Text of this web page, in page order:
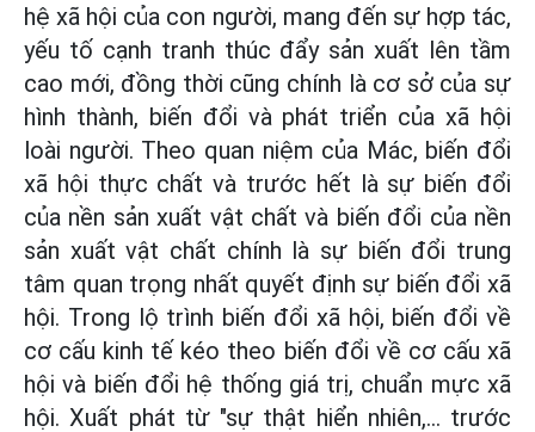
hệ xã hội của con người, mang đến sự hợp tác,
yếu tố cạnh tranh thúc đẩy sản xuất lên tầm
cao mới, đồng thời cũng chính là cơ sở của sự
hình thành, biến đổi và phát triển của xã hội
loài người. Theo quan niệm của Mác, biến đổi
xã hội thực chất và trước hết là sự biến đổi
của nền sản xuất vật chất và biến đổi của nền
sản xuất vật chất chính là sự biến đổi trung
tâm quan trọng nhất quyết định sự biến đổi xã
hội. Trong lộ trình biến đổi xã hội, biến đổi về
cơ cấu kinh tế kéo theo biến đổi về cơ cấu xã
hội và biến đổi hệ thống giá trị, chuẩn mực xã
hội. Xuất phát từ "sự thật hiển nhiên,… trước